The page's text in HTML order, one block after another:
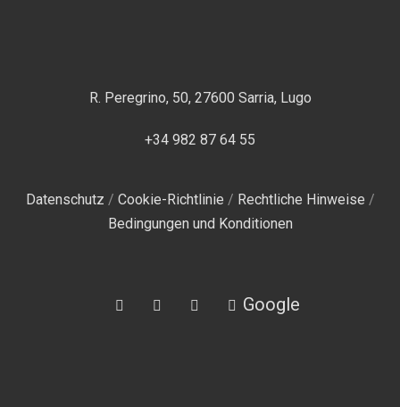
R. Peregrino, 50, 27600 Sarria, Lugo
+34 982 87 64 55
Datenschutz / Cookie-Richtlinie / Rechtliche Hinweise /
Bedingungen und Konditionen
FacebookInstagramTripadvisor
Google